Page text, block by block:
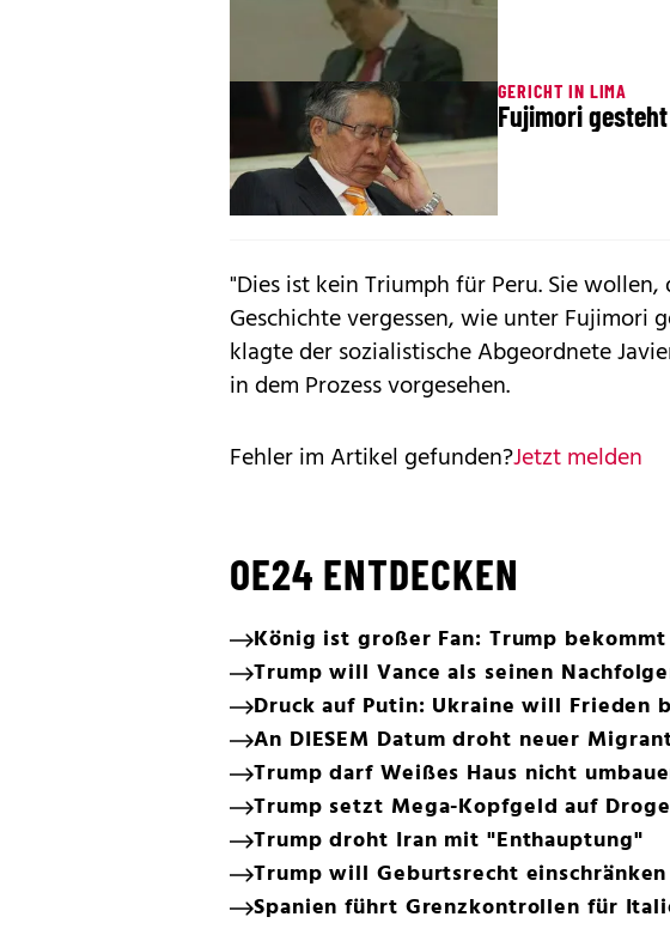
GERICHT IN LIMA
Fujimori
"Dies ist kein Triumph für Peru. Sie wollen,
Geschichte vergessen, wie unter Fujimori
klagte der sozialistische Abgeordnete
in dem Prozess vorgesehen.
Fehler im Artikel gefunden?Jetzt melden
OE24 ENTDECKEN
König ist großer Fan: Trump
Trump will Vance als seinen
Druck auf Putin: Ukraine will Frieden
An DIESEM Datum droht neuer
Trump darf Weißes Haus nicht
Trump setzt Mega-Kopfgeld auf
Trump droht Iran mit "Enthauptung"
Trump will Geburtsrecht einschränken
Spanien führt Grenzkontrollen für